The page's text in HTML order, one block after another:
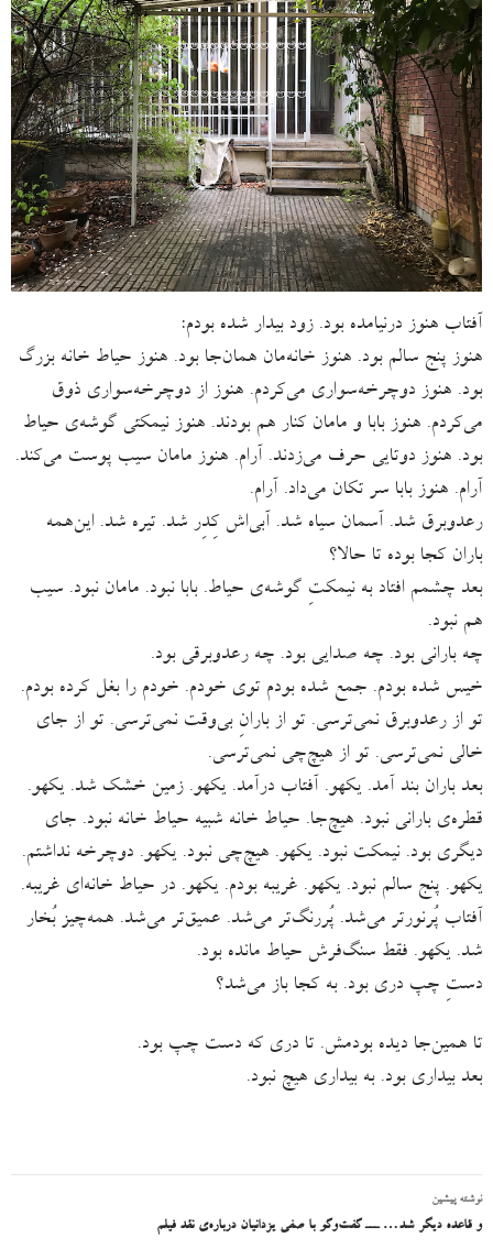
آفتاب هنوز درنیامده بود. زود بیدار شده بودم:
هنوز پنج سالم بود. هنوز خانه‌مان همان‌جا بود. هنوز حیاط خانه بزرگ
بود. هنوز دوچرخه‌سواری می‌کردم. هنوز از دوچرخه‌سواری ذوق
می‌کردم. هنوز بابا و مامان کنار هم بودند. هنوز نیمکتی گوشه‌ی حیاط
بود. هنوز دوتایی حرف می‌زدند. آرام. هنوز مامان سیب پوست می‌کند.
آرام. هنوز بابا سر تکان می‌داد. آرام.
رعدوبرق شد. آسمان سیاه شد. آبی‌اش کِدِر شد. تیره شد. این‌همه
باران کجا بوده تا حالا؟
بعد چشمم افتاد به نیمکتِ گوشه‌ی حیاط. بابا نبود. مامان نبود. سیب
هم نبود.
چه بارانی بود. چه صدایی بود. چه رعدوبرقی بود.
خیس شده بودم. جمع شده بودم توی خودم. خودم را بغل کرده بودم.
تو از رعدوبرق نمی‌ترسی. تو از بارانِ بی‌وقت نمی‌ترسی. تو از جای
خالی نمی‌ترسی. تو از هیچ‌چی نمی‌ترسی.
بعد باران بند آمد. یکهو. آفتاب درآمد. یکهو. زمین خشک شد. یکهو.
قطره‌ی بارانی نبود. هیچ‌جا. حیاط خانه شبیه حیاط خانه نبود. جای
دیگری بود. نیمکت نبود. یکهو. هیچ‌چی نبود. یکهو. دوچرخه نداشتم.
یکهو. پنج سالم نبود. یکهو. غریبه‌ بودم. یکهو. در حیاط خانه‌ا‌ی غریبه.
آفتاب پُرنورتر می‌شد. پُررنگ‌تر می‌شد. عمیق‌‌تر می‌شد. همه‌چیز بُخار
‌شد. یکهو. فقط سنگ‌فرش حیاط مانده بود.
دستِ چپ دری بود. به کجا باز می‌‌شد؟
تا همین‌جا دیده بودمش. تا دری که دست چپ بود.
بعد بیداری بود. به بیداری هیچ نبود.
ناوبری
نوشته پیشین
و قاعده دیگر شد… ـــ گفت‌وگو با صفی یزدانیان درباره‌ی نقد فیلم